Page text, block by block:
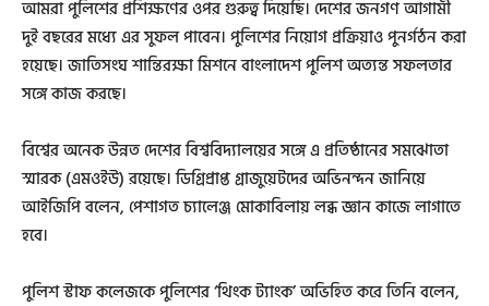
আমরা পুলিশের প্রশিক্ষণের ওপর গুরুত্ব দিয়েছি। দেশের জনগণ আগামী
দুই বছরের মধ্যে এর সুফল পাবেন। পুলিশের নিয়োগ প্রক্রিয়াও পুনর্গঠন করা
হয়েছে। জাতিসংঘ শান্তিরক্ষা মিশনে বাংলাদেশ পুলিশ অত্যন্ত সফলতার
সঙ্গে কাজ করছে।
বিশ্বের অনেক উন্নত দেশের বিশ্ববিদ্যালয়ের সঙ্গে এ প্রতিষ্ঠানের সমঝোতা
স্মারক (এমওইউ) রয়েছে। ডিগ্রিপ্রাপ্ত গ্রাজুয়েটদের অভিনন্দন জানিয়ে
আইজিপি বলেন, পেশাগত চ্যালেঞ্জ মোকাবিলায় লব্ধ জ্ঞান কাজে লাগাতে
হবে।
পুলিশ স্টাফ কলেজকে পুলিশের ‘থিংক ট্যাংক’ অভিহিত করে তিনি বলেন,